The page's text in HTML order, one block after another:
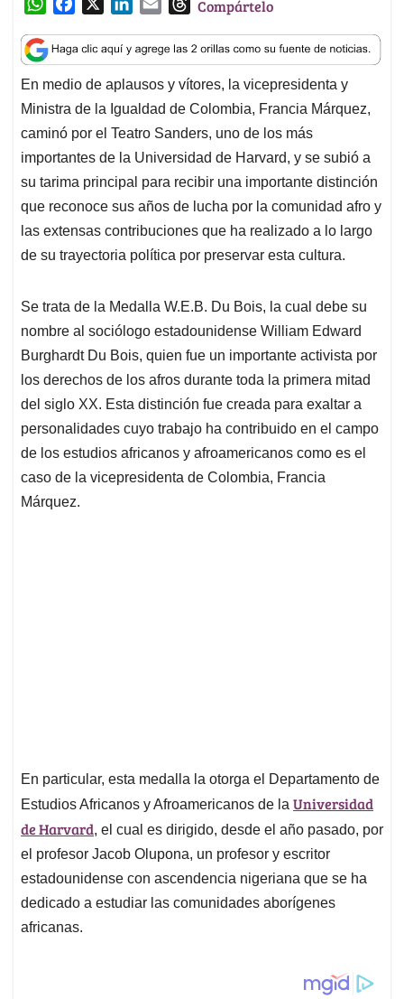
a
t
s
A
p
p
c
e
b
o
o
k
n
k
e
d
I
n
a
i
l
r
e
a
d
s
Compártelo
En medio de aplausos y vítores, la vicepresidenta y
Ministra de la Igualdad de Colombia, Francia Márquez,
caminó por el Teatro Sanders, uno de los más
importantes de la Universidad de Harvard, y se subió a
su tarima principal para recibir una importante distinción
que reconoce sus años de lucha por la comunidad afro y
las extensas contribuciones que ha realizado a lo largo
de su trayectoria política por preservar esta cultura.
Se trata de la Medalla W.E.B. Du Bois, la cual debe su
nombre al sociólogo estadounidense William Edward
Burghardt Du Bois, quien fue un importante activista por
los derechos de los afros durante toda la primera mitad
del siglo XX. Esta distinción fue creada para exaltar a
personalidades cuyo trabajo ha contribuido en el campo
de los estudios africanos y afroamericanos como es el
caso de la vicepresidenta de Colombia, Francia
Márquez.
En particular, esta medalla la otorga el Departamento de
Estudios Africanos y Afroamericanos de la Universidad
de Harvard, el cual es dirigido, desde el año pasado, por
el profesor Jacob Olupona, un profesor y escritor
estadounidense con ascendencia nigeriana que se ha
dedicado a estudiar las comunidades aborígenes
africanas.